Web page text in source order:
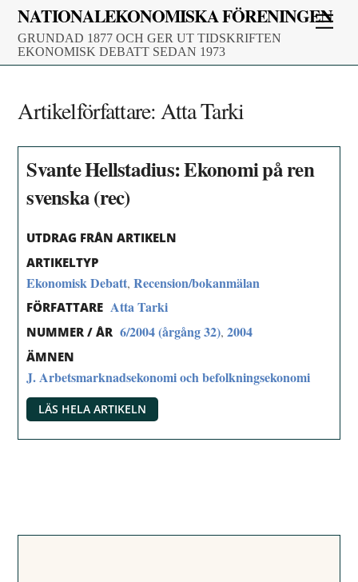
Skip
content
NATIONALEKONOMISKA FÖRENINGEN
GRUNDAD 1877 OCH GER UT TIDSKRIFTEN
EKONOMISK DEBATT SEDAN 1973
Artikelförfattare:Atta Tarki
Svante Hellstadius: Ekonomi på ren
svenska (rec)
UTDRAG FRÅN ARTIKELN
ARTIKELTYP
Ekonomisk Debatt,Recension/bokanmälan
FÖRFATTARE Atta Tarki
NUMMER / ÅR 6/2004 (årgång 32),2004
ÄMNEN
J. Arbetsmarknadsekonomi och befolkningsekonomi
LÄS HELA ARTIKELN